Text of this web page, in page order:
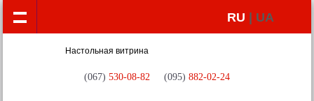
RU | UA
(067) 530-08-82 (095) 882-02-24